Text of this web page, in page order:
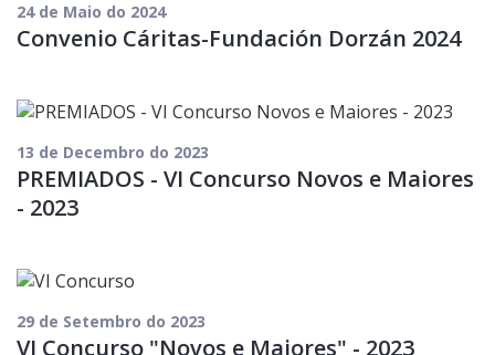
24 de Maio do 2024
Convenio Cáritas-Fundación Dorzán 2024
13 de Decembro do 2023
PREMIADOS - VI Concurso Novos e Maiores
- 2023
29 de Setembro do 2023
VI Concurso "Novos e Maiores" - 2023